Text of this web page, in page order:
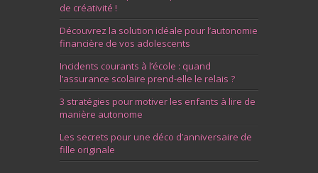
de créativité !
Découvrez la solution idéale pour l’autonomie
financière de vos adolescents
Incidents courants à l’école : quand
l’assurance scolaire prend-elle le relais ?
3 stratégies pour motiver les enfants à lire de
manière autonome
Les secrets pour une déco d’anniversaire de
fille originale